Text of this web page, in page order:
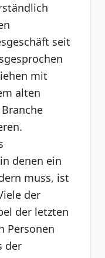
seit
mit
alten
denen ein
muss, ist
der
der letzten
Personen
der